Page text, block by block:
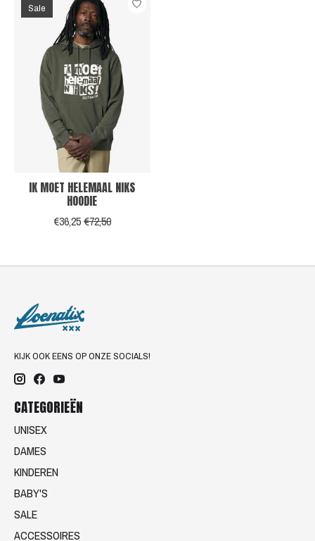
Sale
IK MOET HELEMAAL NIKS
HOODIE
€36,25€72,50
KIJK OOK EENS OP ONZE SOCIALS!
CATEGORIEËN
UNISEX
DAMES
KINDEREN
BABY'S
SALE
ACCESSOIRES